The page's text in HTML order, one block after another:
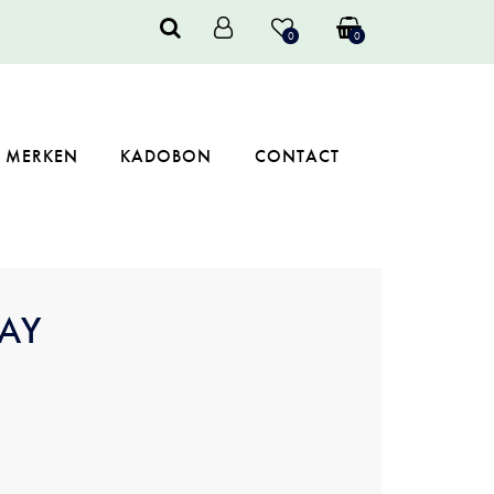
0 0
MERKEN KADOBON CONTACT